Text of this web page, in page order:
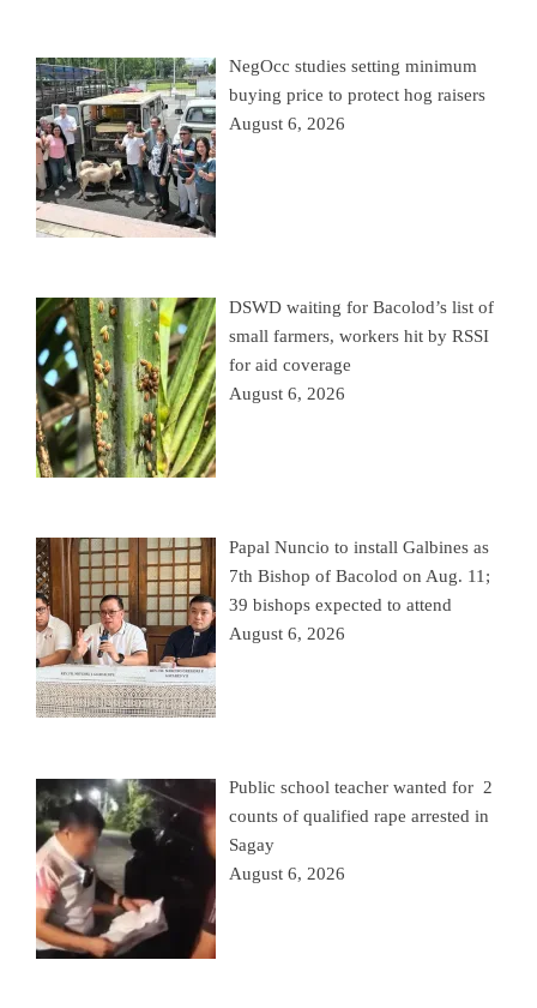
NegOcc studies setting minimum
buying price to protect hog raisers
August 6, 2026
DSWD waiting for Bacolod’s list of
small farmers, workers hit by RSSI
for aid coverage
August 6, 2026
Papal Nuncio to install Galbines as
7th Bishop of Bacolod on Aug. 11;
39 bishops expected to attend
August 6, 2026
Public school teacher wanted for 2
counts of qualified rape arrested in
Sagay
August 6, 2026